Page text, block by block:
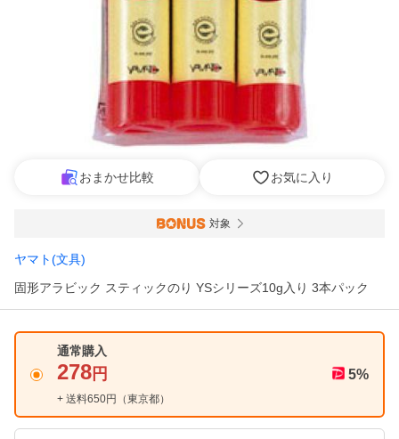
おまかせ比較 お気に入り
対象
ヤマト(文具)
固形アラビック スティックのり YSシリーズ10g入り 3本パック
通常購入
278 円
+ 送料650円（東京都）
5%